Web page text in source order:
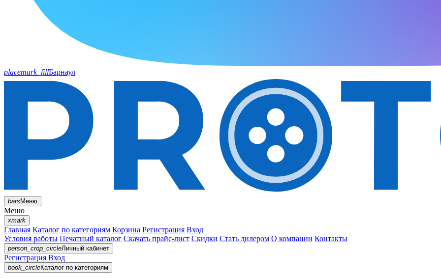
placemark_fillБарнаул
barsМеню
Меню
xmark
Главная Каталог по категориям Корзина Регистрация Вход
Условия работы Печатный каталог Скачать прайс-лист Скидки Стать дилером О компании Контакты
person_crop_circleЛичный кабинет
Регистрация Вход
book_circleКаталог по категориям